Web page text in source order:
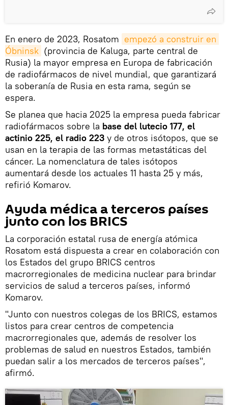
En enero de 2023, Rosatom empezó a construir en
Óbninsk (provincia de Kaluga, parte central de
Rusia) la mayor empresa en Europa de fabricación
de radiofármacos de nivel mundial, que garantizará
la soberanía de Rusia en esta rama, según se
espera.
Se planea que hacia 2025 la empresa pueda fabricar
radiofármacos sobre la base del lutecio 177, el
actinio 225, el radio 223 y de otros isótopos, que se
usan en la terapia de las formas metastáticas del
cáncer. La nomenclatura de tales isótopos
aumentará desde los actuales 11 hasta 25 y más,
refirió Komarov.
Ayuda médica a terceros países
junto con los BRICS
La corporación estatal rusa de energía atómica
Rosatom está dispuesta a crear en colaboración con
los Estados del grupo BRICS centros
macrorregionales de medicina nuclear para brindar
servicios de salud a terceros países, informó
Komarov.
"Junto con nuestros colegas de los BRICS, estamos
listos para crear centros de competencia
macrorregionales que, además de resolver los
problemas de salud en nuestros Estados, también
puedan salir a los mercados de terceros países",
afirmó.